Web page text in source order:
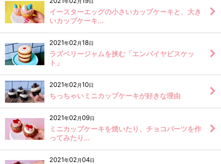
イースターエッグの小さいカップケーキと、大き
いカップケーキ...
2021年02 月18日
ラズベリージャムを挟む「エンパイヤビスケッ
ト」
2021年02 月10日
ちっちゃいミニカップケーキが好きな理由
2021年02 月09日
ミニカップケーキを焼いたり、チョコパーツを作
ってみたり...
2021年02 月04日